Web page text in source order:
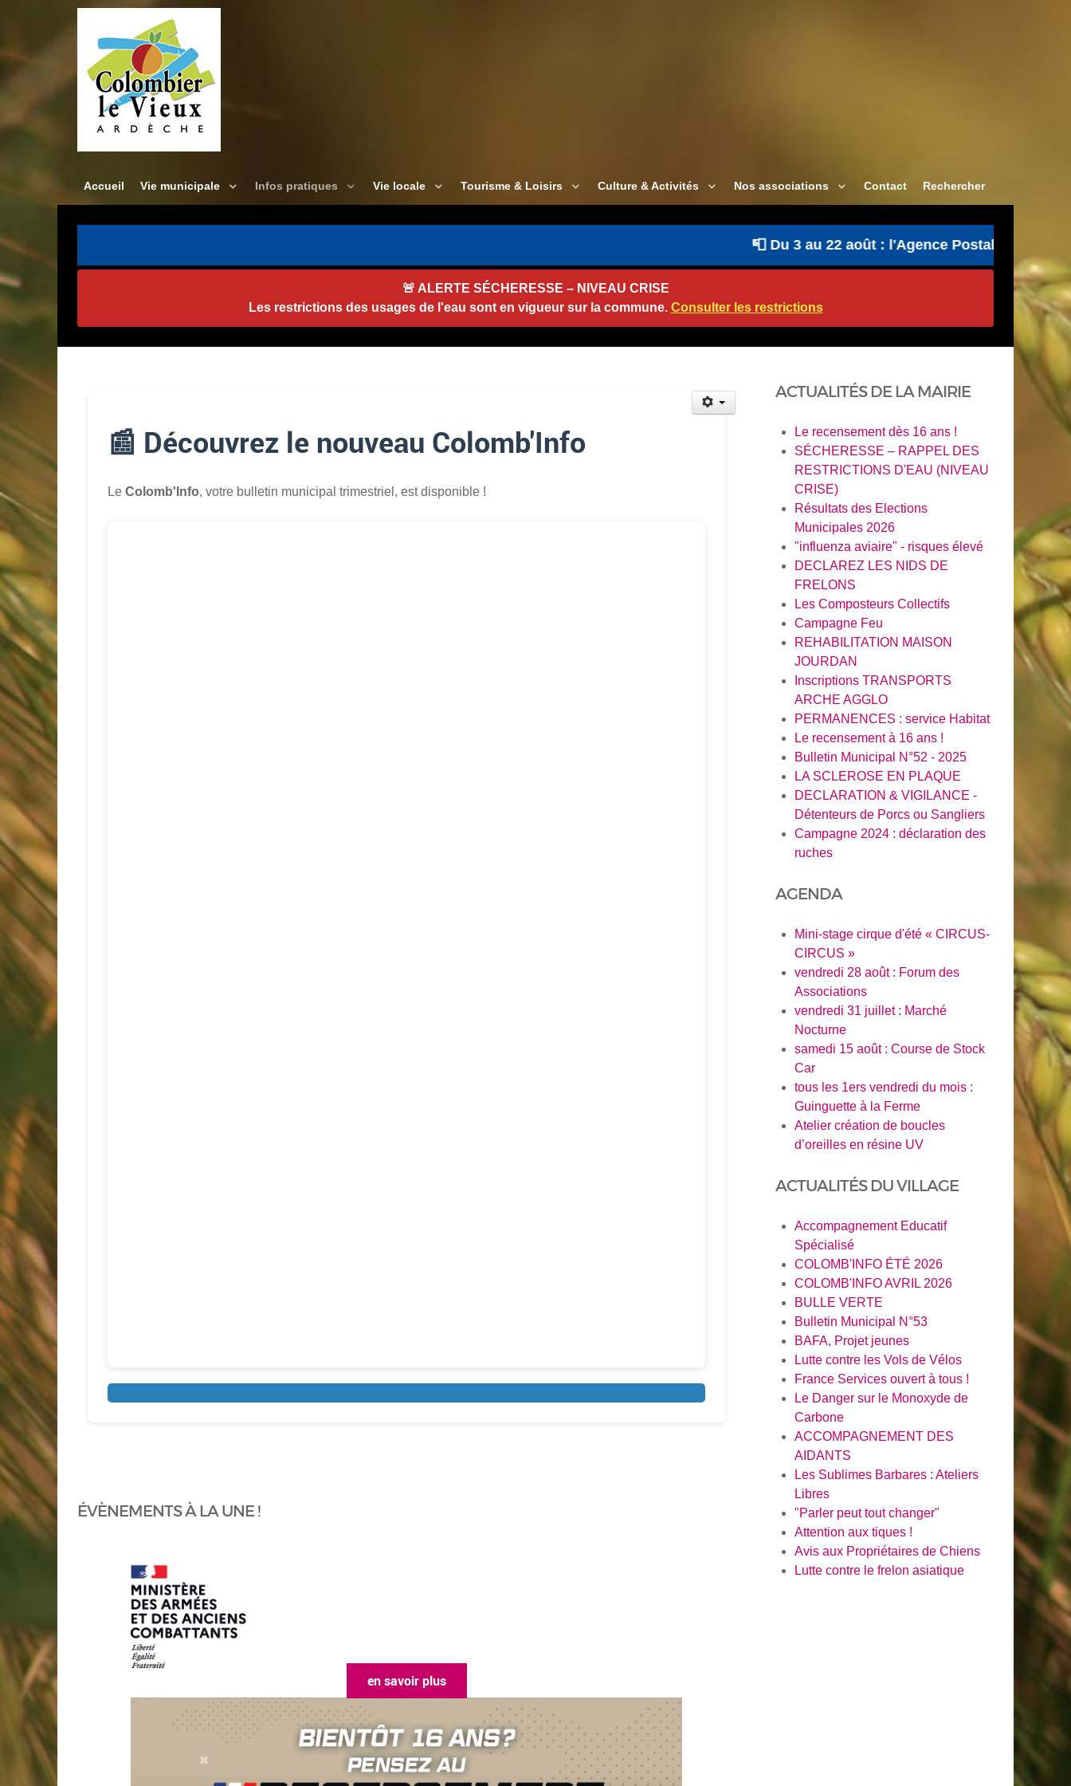
Accueil Vie municipale Infos pratiques Vie locale Tourisme & Loisirs Culture & Activités Nos associations Contact Rechercher
📮 Du 3 au 22 août : l'Agence Postale
🚨 ALERTE SÉCHERESSE – NIVEAU CRISE
Les restrictions des usages de l'eau sont en vigueur sur la commune. Consulter les restrictions
📰 Découvrez le nouveau Colomb'Info
Le Colomb'Info, votre bulletin municipal trimestriel, est disponible !
ÉVÈNEMENTS À LA UNE !
ACTUALITÉS DE LA MAIRIE
Le recensement dès 16 ans !
SÉCHERESSE – RAPPEL DES
RESTRICTIONS D'EAU (NIVEAU
CRISE)
Résultats des Elections
Municipales 2026
"influenza aviaire" - risques élevé
DECLAREZ LES NIDS DE
FRELONS
Les Composteurs Collectifs
Campagne Feu
REHABILITATION MAISON
JOURDAN
Inscriptions TRANSPORTS
ARCHE AGGLO
PERMANENCES : service Habitat
Le recensement à 16 ans !
Bulletin Municipal N°52 - 2025
LA SCLEROSE EN PLAQUE
DECLARATION & VIGILANCE -
Détenteurs de Porcs ou Sangliers
Campagne 2024 : déclaration des
ruches
AGENDA
Mini-stage cirque d'été « CIRCUS-
CIRCUS »
vendredi 28 août : Forum des
Associations
vendredi 31 juillet : Marché
Nocturne
samedi 15 août : Course de Stock
Car
tous les 1ers vendredi du mois :
Guinguette à la Ferme
Atelier création de boucles
d’oreilles en résine UV
ACTUALITÉS DU VILLAGE
Accompagnement Educatif
Spécialisé
COLOMB'INFO ÉTÉ 2026
COLOMB'INFO AVRIL 2026
BULLE VERTE
Bulletin Municipal N°53
BAFA, Projet jeunes
Lutte contre les Vols de Vélos
France Services ouvert à tous !
Le Danger sur le Monoxyde de
Carbone
ACCOMPAGNEMENT DES
AIDANTS
Les Sublimes Barbares : Ateliers
Libres
"Parler peut tout changer"
Attention aux tiques !
Avis aux Propriétaires de Chiens
Lutte contre le frelon asiatique